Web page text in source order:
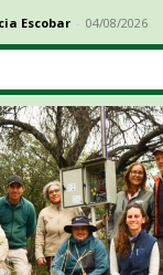
Escobar - 04/08/2026